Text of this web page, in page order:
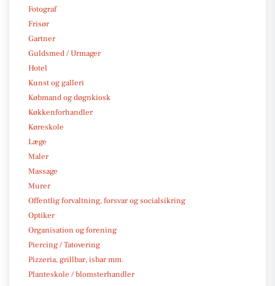
Fotograf
Frisør
Gartner
Guldsmed / Urmager
Hotel
Kunst og galleri
Købmand og døgnkiosk
Køkkenforhandler
Køreskole
Læge
Maler
Massage
Murer
Offentlig forvaltning, forsvar og socialsikring
Optiker
Organisation og forening
Piercing / Tatovering
Pizzeria, grillbar, isbar mm.
Planteskole / blomsterhandler